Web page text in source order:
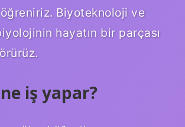
Biyoteknoloji ve
hayatın bir parçası
iş yapar?